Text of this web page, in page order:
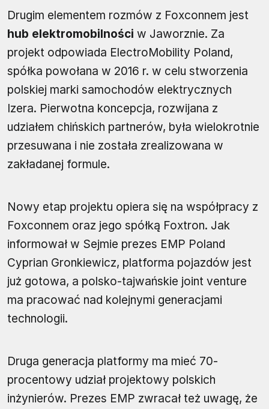
Drugim elementem rozmów z Foxconnem jest
hub elektromobilności w Jaworznie. Za
projekt odpowiada ElectroMobility Poland,
spółka powołana w 2016 r. w celu stworzenia
polskiej marki samochodów elektrycznych
Izera. Pierwotna koncepcja, rozwijana z
udziałem chińskich partnerów, była wielokrotnie
przesuwana i nie została zrealizowana w
zakładanej formule.
Nowy etap projektu opiera się na współpracy z
Foxconnem oraz jego spółką Foxtron. Jak
informował w Sejmie prezes EMP Poland
Cyprian Gronkiewicz, platforma pojazdów jest
już gotowa, a polsko-tajwańskie joint venture
ma pracować nad kolejnymi generacjami
technologii.
Druga generacja platformy ma mieć 70-
procentowy udział projektowy polskich
inżynierów. Prezes EMP zwracał też uwagę, że